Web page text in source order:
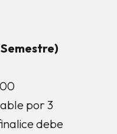
por 3
debe